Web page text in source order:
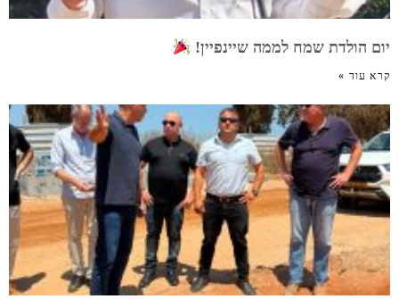
יום הולדת שמח לממה שיינפיין!
קרא עוד »